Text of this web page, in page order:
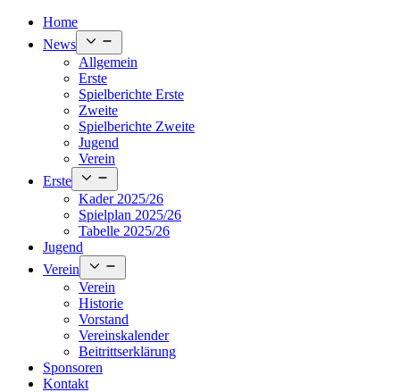
Home
News
menu
Allgemein
Erste
Spielberichte Erste
Zweite
Spielberichte Zweite
Jugend
Verein
Erste
menu
Kader 2025/26
Spielplan 2025/26
Tabelle 2025/26
Jugend
Verein
menu
Verein
Historie
Vorstand
Vereinskalender
Beitrittserklärung
Sponsoren
Kontakt